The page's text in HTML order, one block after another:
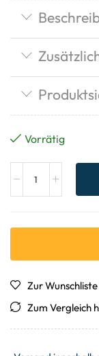
Vorrätig
Zur
Zum Vergleich